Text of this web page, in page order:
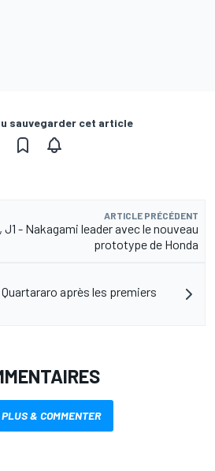
sauvegarder cet article
ARTICLE PRÉCÉDENT
- Nakagami leader avec le nouveau
prototype de Honda
après les premiers
PLUS & COMMENTER